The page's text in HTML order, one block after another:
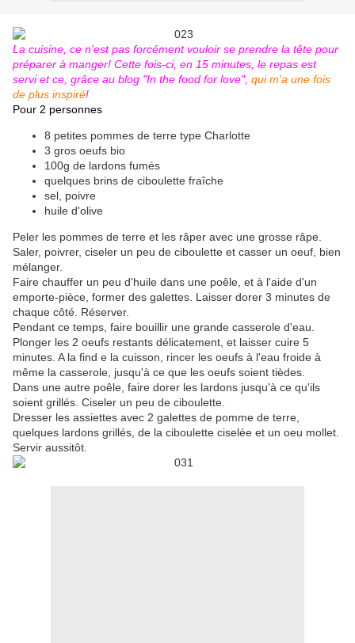
La cuisine, ce n'est pas forcément vouloir se prendre la tête pour
préparer à manger! Cette fois-ci, en 15 minutes, le repas est
servi et ce, grâce au blog "In the food for love", qui m'a une fois
de plus inspiré!
Pour 2 personnes
8 petites pommes de terre type Charlotte
3 gros oeufs bio
100g de lardons fumés
quelques brins de ciboulette fraîche
sel, poivre
huile d'olive
Peler les pommes de terre et les râper avec une grosse râpe.
Saler, poivrer, ciseler un peu de ciboulette et casser un oeuf, bien
mélanger.
Faire chauffer un peu d'huile dans une poêle, et à l'aide d'un
emporte-pièce, former des galettes. Laisser dorer 3 minutes de
chaque côté. Réserver.
Pendant ce temps, faire bouillir une grande casserole d'eau.
Plonger les 2 oeufs restants délicatement, et laisser cuire 5
minutes. A la find e la cuisson, rincer les oeufs à l'eau froide à
même la casserole, jusqu'à ce que les oeufs soient tièdes.
Dans une autre poêle, faire dorer les lardons jusqu'à ce qu'ils
soient grillés. Ciseler un peu de ciboulette.
Dresser les assiettes avec 2 galettes de pomme de terre,
quelques lardons grillés, de la ciboulette ciselée et un oeu mollet.
Servir aussitôt.